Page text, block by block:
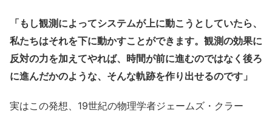
「もし観測によってシステムが上に動こうとしていたら、
私たちはそれを下に動かすことができます。観測の効果に
反対の力を加えてやれば、時間が前に進むのではなく後ろ
に進んだかのような、そんな軌跡を作り出せるのです」
実はこの発想、19世紀の物理学者ジェームズ・クラー